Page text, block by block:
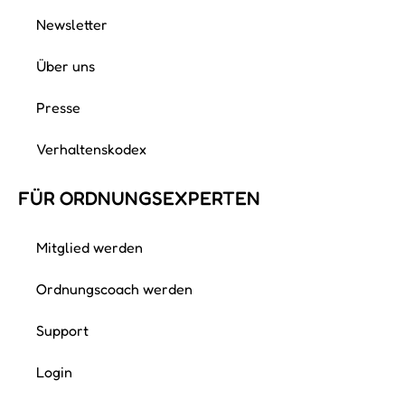
Newsletter
Über uns
Presse
Verhaltenskodex
FÜR ORDNUNGS­EXPERTEN
Mitglied werden
Ordnungscoach werden
Support
Login